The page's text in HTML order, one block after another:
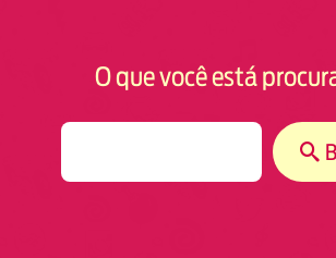
O que você está